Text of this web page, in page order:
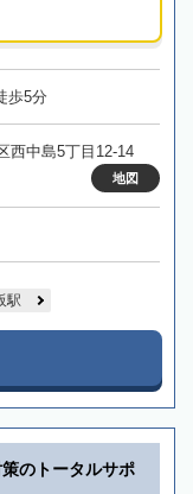
歩5分
西中島5丁目12-14
地図
駅
のトータルサポ